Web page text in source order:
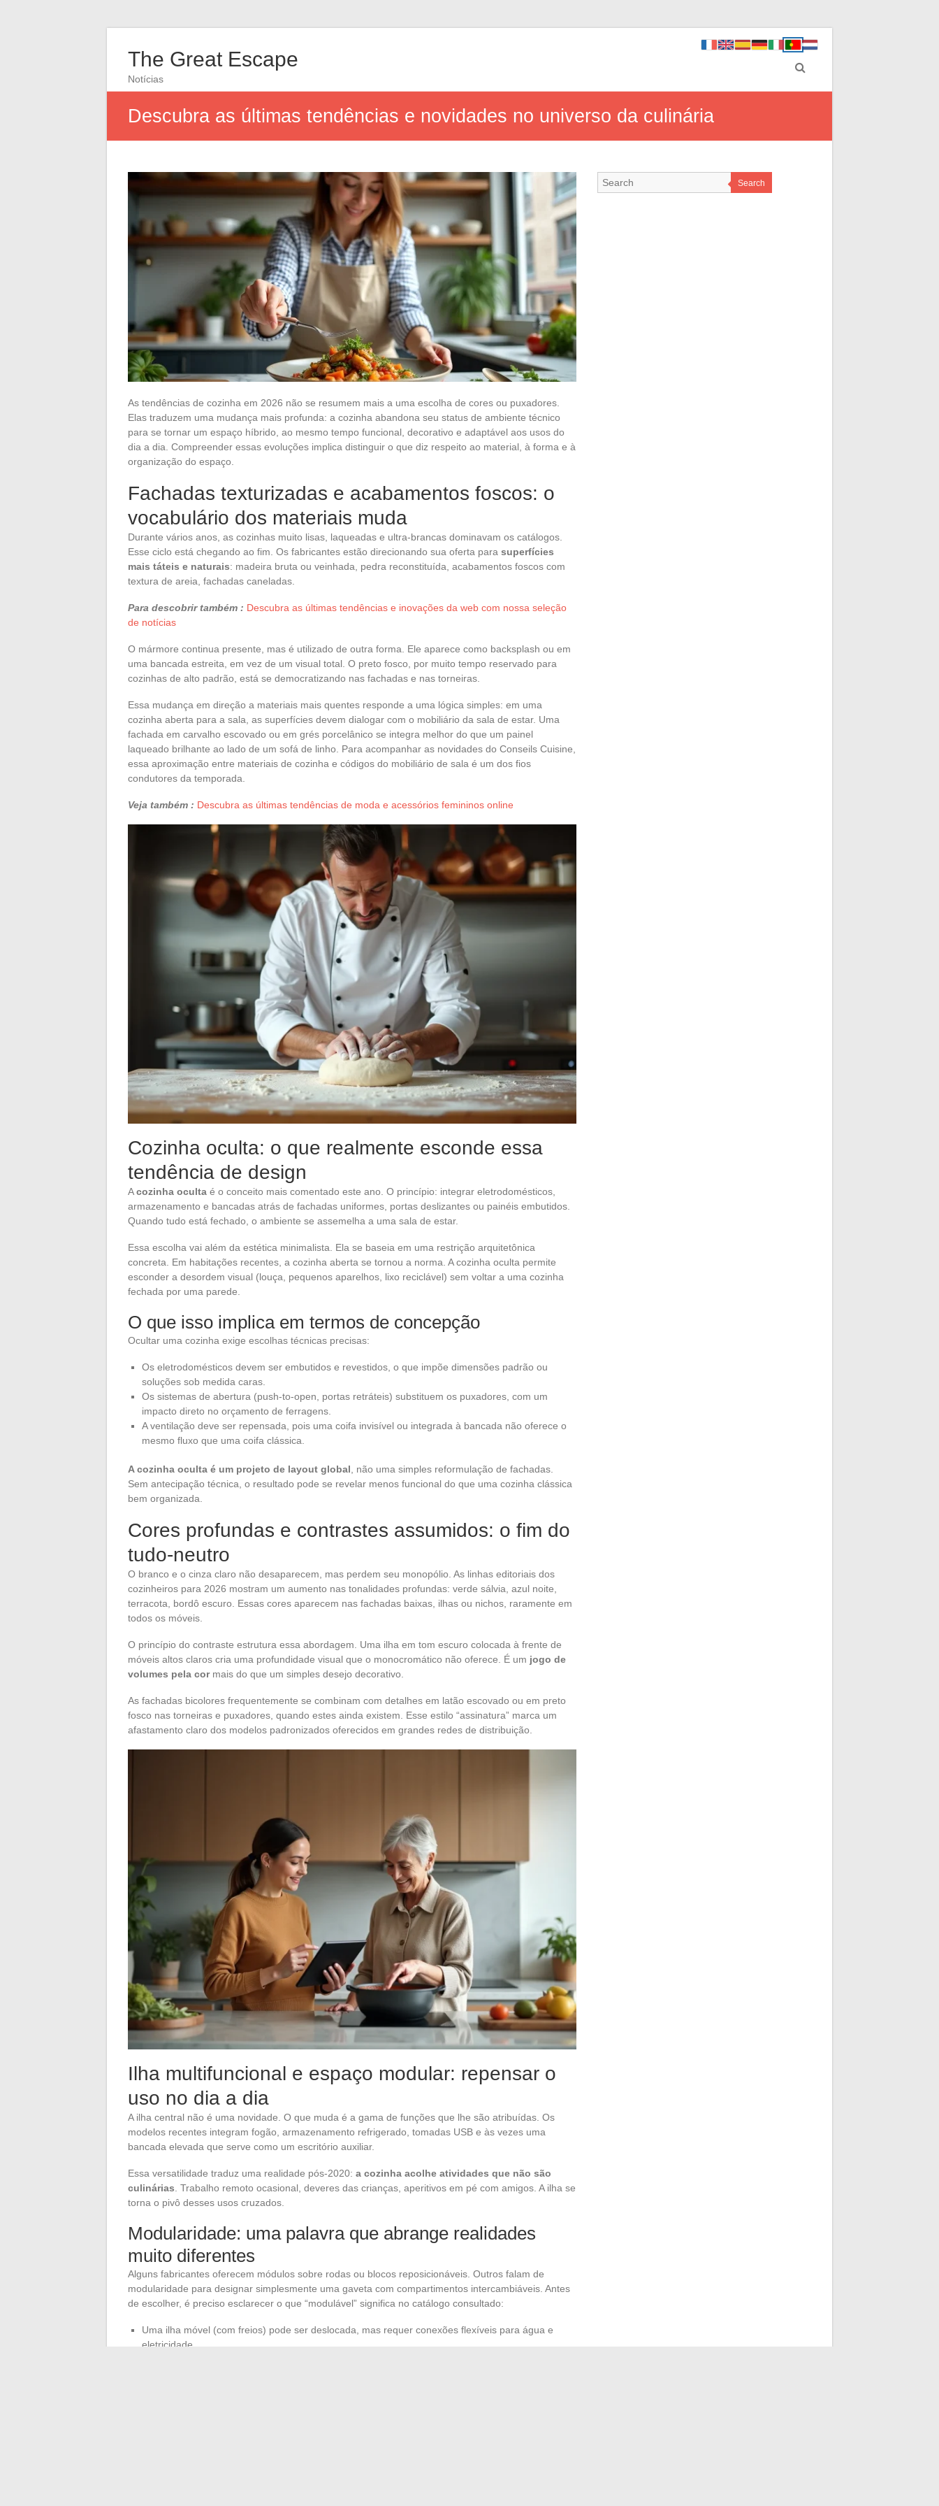
The Great Escape
Notícias
Descubra as últimas tendências e novidades no universo da culinária
As tendências de cozinha em 2026 não se resumem mais a uma escolha de cores ou puxadores.
Elas traduzem uma mudança mais profunda: a cozinha abandona seu status de ambiente técnico
para se tornar um espaço híbrido, ao mesmo tempo funcional, decorativo e adaptável aos usos do
dia a dia. Compreender essas evoluções implica distinguir o que diz respeito ao material, à forma e à
organização do espaço.
Fachadas texturizadas e acabamentos foscos: o
vocabulário dos materiais muda
Durante vários anos, as cozinhas muito lisas, laqueadas e ultra-brancas dominavam os catálogos.
Esse ciclo está chegando ao fim. Os fabricantes estão direcionando sua oferta para superfícies
mais táteis e naturais: madeira bruta ou veinhada, pedra reconstituída, acabamentos foscos com
textura de areia, fachadas caneladas.
Para descobrir também : Descubra as últimas tendências e inovações da web com nossa seleção
de notícias
O mármore continua presente, mas é utilizado de outra forma. Ele aparece como backsplash ou em
uma bancada estreita, em vez de um visual total. O preto fosco, por muito tempo reservado para
cozinhas de alto padrão, está se democratizando nas fachadas e nas torneiras.
Essa mudança em direção a materiais mais quentes responde a uma lógica simples: em uma
cozinha aberta para a sala, as superfícies devem dialogar com o mobiliário da sala de estar. Uma
fachada em carvalho escovado ou em grés porcelânico se integra melhor do que um painel
laqueado brilhante ao lado de um sofá de linho. Para acompanhar as novidades do Conseils Cuisine,
essa aproximação entre materiais de cozinha e códigos do mobiliário de sala é um dos fios
condutores da temporada.
Veja também : Descubra as últimas tendências de moda e acessórios femininos online
Cozinha oculta: o que realmente esconde essa
tendência de design
Acozinha oculta é o conceito mais comentado este ano. O princípio: integrar eletrodomésticos,
armazenamento e bancadas atrás de fachadas uniformes, portas deslizantes ou painéis embutidos.
Quando tudo está fechado, o ambiente se assemelha a uma sala de estar.
Essa escolha vai além da estética minimalista. Ela se baseia em uma restrição arquitetônica
concreta. Em habitações recentes, a cozinha aberta se tornou a norma. A cozinha oculta permite
esconder a desordem visual (louça, pequenos aparelhos, lixo reciclável) sem voltar a uma cozinha
fechada por uma parede.
O que isso implica em termos de concepção
Ocultar uma cozinha exige escolhas técnicas precisas:
Os eletrodomésticos devem ser embutidos e revestidos, o que impõe dimensões padrão ou
soluções sob medida caras.
Os sistemas de abertura (push-to-open, portas retráteis) substituem os puxadores, com um
impacto direto no orçamento de ferragens.
A ventilação deve ser repensada, pois uma coifa invisível ou integrada à bancada não oferece o
mesmo fluxo que uma coifa clássica.
A cozinha oculta é um projeto de layout global, não uma simples reformulação de fachadas.
Sem antecipação técnica, o resultado pode se revelar menos funcional do que uma cozinha clássica
bem organizada.
Cores profundas e contrastes assumidos: o fim do
tudo-neutro
O branco e o cinza claro não desaparecem, mas perdem seu monopólio. As linhas editoriais dos
cozinheiros para 2026 mostram um aumento nas tonalidades profundas: verde sálvia, azul noite,
terracota, bordô escuro. Essas cores aparecem nas fachadas baixas, ilhas ou nichos, raramente em
todos os móveis.
O princípio do contraste estrutura essa abordagem. Uma ilha em tom escuro colocada à frente de
móveis altos claros cria uma profundidade visual que o monocromático não oferece. É um jogo de
volumes pela cormais do que um simples desejo decorativo.
As fachadas bicolores frequentemente se combinam com detalhes em latão escovado ou em preto
fosco nas torneiras e puxadores, quando estes ainda existem. Esse estilo “assinatura” marca um
afastamento claro dos modelos padronizados oferecidos em grandes redes de distribuição.
Ilha multifuncional e espaço modular: repensar o
uso no dia a dia
A ilha central não é uma novidade. O que muda é a gama de funções que lhe são atribuídas. Os
modelos recentes integram fogão, armazenamento refrigerado, tomadas USB e às vezes uma
bancada elevada que serve como um escritório auxiliar.
Essa versatilidade traduz uma realidade pós-2020: a cozinha acolhe atividades que não são
culinárias . Trabalho remoto ocasional, deveres das crianças, aperitivos em pé com amigos. A ilha se
torna o pivô desses usos cruzados.
Modularidade: uma palavra que abrange realidades
muito diferentes
Alguns fabricantes oferecem módulos sobre rodas ou blocos reposicionáveis. Outros falam de
modularidade para designar simplesmente uma gaveta com compartimentos intercambiáveis. Antes
de escolher, é preciso esclarecer o que “modulável” significa no catálogo consultado:
Uma ilha móvel (com freios) pode ser deslocada, mas requer conexões flexíveis para água e
eletricidade.
Search